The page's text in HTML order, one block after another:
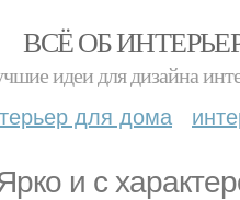
ВСЁ ОБ
идеи для дизайна
для дома
и с